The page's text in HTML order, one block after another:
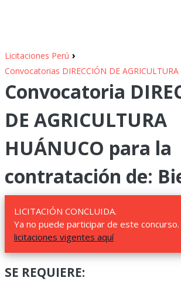
Licitaciones Perú ›
Convocatorias DIRECCIÓN DE AGRICULTURA
Convocatoria
DE AGRICULTURA
HUÁNUCO para la
contratación de:
LICITACIÓN CONCLUIDA.
Ya no puede participar de este concurso.
licitaciones vigentes aquí
SE REQUIERE: